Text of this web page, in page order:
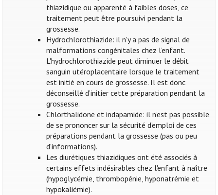
thiazidique ou apparenté à faibles doses, ce
traitement peut être poursuivi pendant la
grossesse.
Hydrochlorothiazide: il n'y a pas de signal de
malformations congénitales chez l’enfant.
L'hydrochlorothiazide peut diminuer le débit
sanguin utéroplacentaire lorsque le traitement
est initié en cours de grossesse. Il est donc
déconseillé d’initier cette préparation pendant la
grossesse.
Chlorthalidone et indapamide: il n'est pas possible
de se prononcer sur la sécurité d’emploi de ces
préparations pendant la grossesse (pas ou peu
d'informations).
Les diurétiques thiazidiques ont été associés à
certains effets indésirables chez l'enfant à naître
(hypoglycémie, thrombopénie, hyponatrémie et
hypokaliémie).